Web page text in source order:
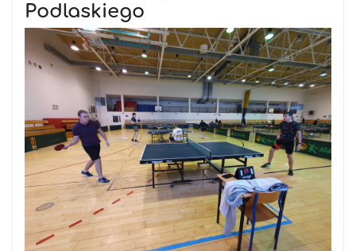
Podlaskiego